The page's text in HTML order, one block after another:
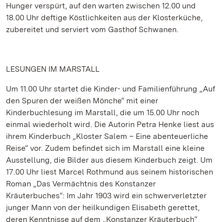
Hunger verspürt, auf den warten zwischen 12.00 und
18.00 Uhr deftige Köstlichkeiten aus der Klosterküche,
zubereitet und serviert vom Gasthof Schwanen.
LESUNGEN IM MARSTALL
Um 11.00 Uhr startet die Kinder- und Familienführung „Auf
den Spuren der weißen Mönche“ mit einer
Kinderbuchlesung im Marstall, die um 15.00 Uhr noch
einmal wiederholt wird. Die Autorin Petra Henke liest aus
ihrem Kinderbuch „Kloster Salem – Eine abenteuerliche
Reise“ vor. Zudem befindet sich im Marstall eine kleine
Ausstellung, die Bilder aus diesem Kinderbuch zeigt. Um
17.00 Uhr liest Marcel Rothmund aus seinem historischen
Roman „Das Vermächtnis des Konstanzer
Kräuterbuches“: Im Jahr 1903 wird ein schwerverletzter
junger Mann von der heilkundigen Elisabeth gerettet,
deren Kenntnisse auf dem „Konstanzer Kräuterbuch“